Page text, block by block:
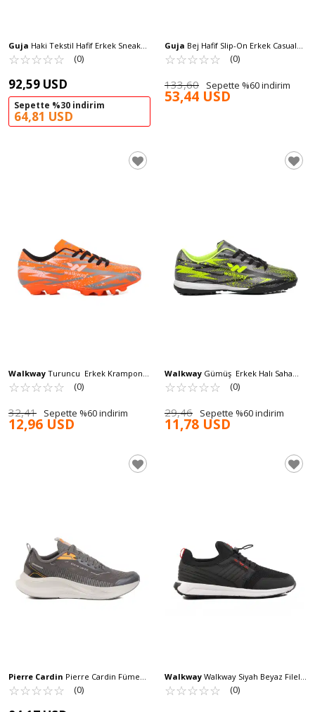
Guja Haki Tekstil Hafif Erkek Sneaker
25Y510-2 M
☆☆☆☆☆
★★★★★ (0)
92,59 USD
Sepette %30 indirim
64,81 USD
Guja Bej Hafif Slip-On Erkek Casual
Ayakkabı 25Y501-6 M
☆☆☆☆☆
★★★★★ (0)
133,60 Sepette %60 indirim
53,44 USD
Walkway Turuncu Erkek Krampon
Power KR M
☆☆☆☆☆
★★★★★ (0)
32,41 Sepette %60 indirim
12,96 USD
Walkway Gümüş Erkek Halı Saha
Ayakkabısı Power HS M
☆☆☆☆☆
★★★★★ (0)
29,46 Sepette %60 indirim
11,78 USD
Pierre Cardin Pierre Cardin Füme
Fileli Hafif Esnek Erkek Spor Ayakkabı
PCI-11324 M
☆☆☆☆☆
★★★★★ (0)
Walkway Walkway Siyah Beyaz Fileli
Kilit Bağcıklı Erkek Spor Ayakkabı
Canis M
☆☆☆☆☆
★★★★★ (0)